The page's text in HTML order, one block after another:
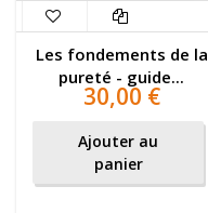
Les fondements de la
pureté - guide...
30,00 €
Ajouter au
panier